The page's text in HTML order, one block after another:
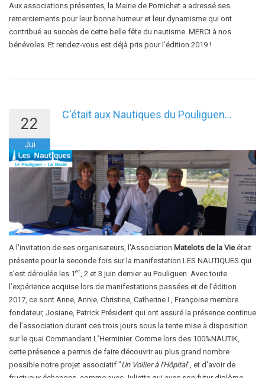
Aux associations présentes, la Mairie de Pornichet a adressé ses
remerciements pour leur bonne humeur et leur dynamisme qui ont
contribué au succès de cette belle fête du nautisme. MERCI à nos
bénévoles. Et rendez-vous est déjà pris pour l’édition 2019 !
22
Jui
C'était aux Nautiques du Pouliguen...
A l'invitation de ses organisateurs, l'Association Matelots de la Vieétait
présente pour la seconde fois sur la manifestation LES NAUTIQUES qui
s'est déroulée les 1er , 2 et 3 juin dernier au Pouliguen. Avec toute
l’expérience acquise lors de manifestations passées et de l’édition
2017, ce sont Anne, Annie, Christine, Catherine I., Françoise membre
fondateur, Josiane, Patrick Président qui ont assuré la présence continue
de l’association durant ces trois jours sous la tente mise à disposition
sur le quai Commandant L’Herminier. Comme lors des 100%NAUTIK,
cette présence a permis de faire découvrir au plus grand nombre
possible notre projet associatif "Un Voilier à l'Hôpital", et d'avoir de